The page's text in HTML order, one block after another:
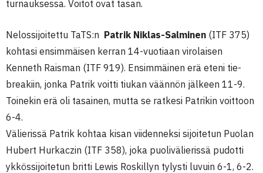
turnauksessa. Voitot ovat tasan.
Nelossijoitettu TaTS:n Patrik Niklas-Salminen (ITF 375)
kohtasi ensimmäisen kerran 14-vuotiaan virolaisen
Kenneth Raisman (ITF 919). Ensimmäinen erä eteni tie-
breakiin, jonka Patrik voitti tiukan väännön jälkeen 11-9.
Toinekin erä oli tasainen, mutta se ratkesi Patrikin voittoon
6-4.
Välierissä Patrik kohtaa kisan viidenneksi sijoitetun Puolan
Hubert Hurkaczin (ITF 358), joka puolivälierissä pudotti
ykkössijoitetun britti Lewis Roskillyn tylysti luvuin 6-1, 6-2.